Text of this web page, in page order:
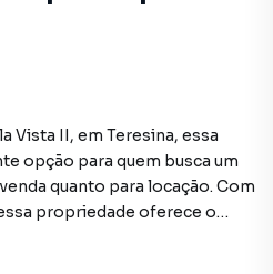
Vista II, em Teresina, essa
opção para quem busca um
quanto para locação. Com
propriedade oferece o